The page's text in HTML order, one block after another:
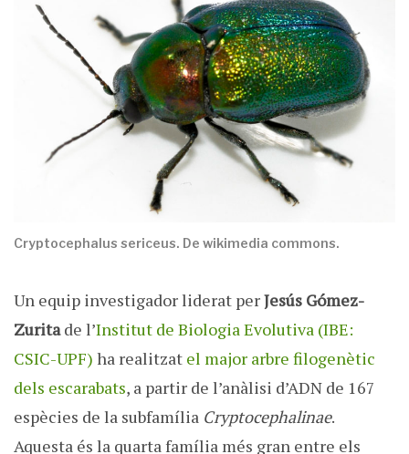
Cryptocephalus sericeus. De wikimedia commons.
Un equip investigador liderat perJesús Gómez-
Zuritade l’Institut de Biologia Evolutiva (IBE:
CSIC-UPF) ha realitzat el major arbre filogenètic
dels escarabats, a partir de l’anàlisi d’ADN de 167
espècies de la subfamília Cryptocephalinae.
Aquesta és la quarta família més gran entre els